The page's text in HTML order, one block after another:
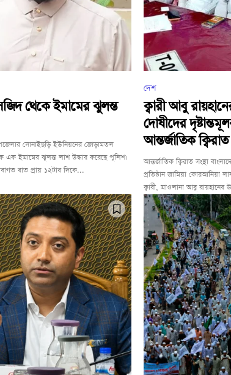
থেকে ইমামের ঝুলন্ত
সোনাইছড়ি ইউনিয়নের জোড়ামতল
এক ইমামের ঝুলন্ত লাশ উদ্ধার করেছে পুলিশ।
রাত প্রায় ১২টার দিকে...
দেশ
ক্বারী আবু
দোষীদের
আন্তর্জাতিক
আন্তর্জাতিক ক্বিরাত সংস্থা
প্রতিষ্ঠান জামিয়া কোরআনিয়া
ক্বারী, মাওলানা আবু রায়হানের